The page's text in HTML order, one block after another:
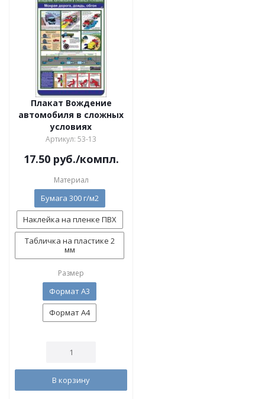
Плакат Вождение
автомобиля в сложных
условиях
Артикул: 53-13
17.50руб./компл.
Материал
Бумага 300 г/м2
Наклейка на пленке ПВХ
Табличка на пластике 2
мм
Размер
Формат А3
Формат А4
В корзину